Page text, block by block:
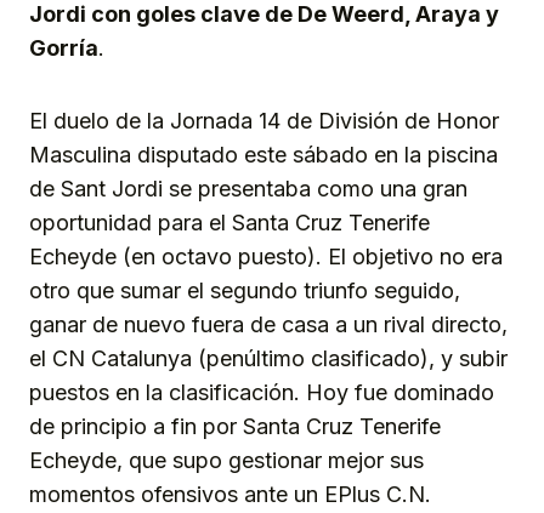
Jordi con goles clave de De Weerd, Araya y
Gorría.
El duelo de la Jornada 14 de División de Honor
Masculina disputado este sábado en la piscina
de Sant Jordi se presentaba como una gran
oportunidad para el Santa Cruz Tenerife
Echeyde (en octavo puesto). El objetivo no era
otro que sumar el segundo triunfo seguido,
ganar de nuevo fuera de casa a un rival directo,
el CN Catalunya (penúltimo clasificado), y subir
puestos en la clasificación. Hoy fue dominado
de principio a fin por Santa Cruz Tenerife
Echeyde, que supo gestionar mejor sus
momentos ofensivos ante un EPlus C.N.